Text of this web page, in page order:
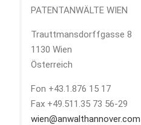
PATENTANWÄLTE WIEN
Trauttmansdorffgasse 8
1130 Wien
Österreich
Fon +43.1.876 15 17
Fax +49.511.35 73 56-29
wien@anwalthannover.com